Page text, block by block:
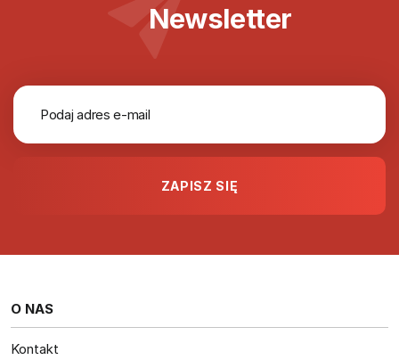
Newsletter
O NAS
Kontakt